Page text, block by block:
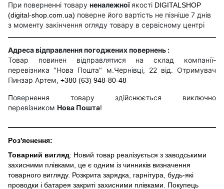
При поверненні товару неналежноїякості DIGITALSHOP
(digital-shop.com.ua) поверне його вартість не пізніше 7 днів
з моменту закінчення огляду товару в сервісному центрі
Адреса відправлення погоджених повернень :
Товар повинен відправлятися на склад компанії-
перевізника "Нова Пошта" м.Чернівці, 22 від. Отримувач
Пинзар Артем, +380 (63) 948-80-48
Повернення товару здійснюється виключно
перевізником Нова Пошта!
Роз'яснення:
Товарний вигляд: Новий товар реалізується з заводськими
захисними плівками, це є одним із чинників визначення
товарного вигляду. Розкрита зарядка, гарнітура, будь-які
проводки і батарея закриті захисними плівками. Покупець